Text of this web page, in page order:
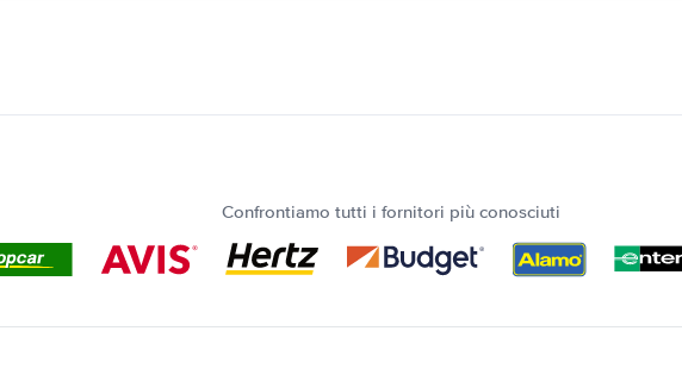
Confrontiamo tutti i fornitori più conosciuti